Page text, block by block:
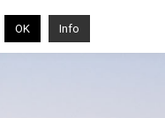
OK Info